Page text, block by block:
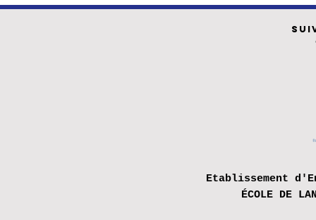
Etablissement
ÉCOLE DE